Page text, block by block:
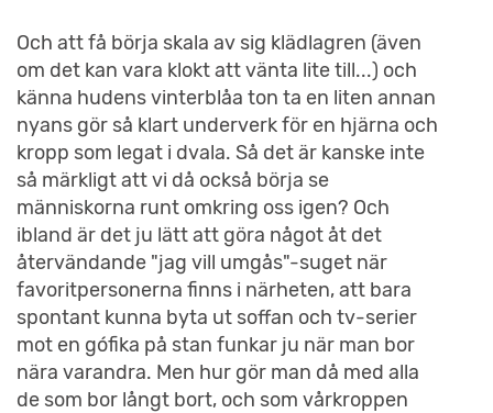
Och att få börja skala av sig klädlagren (även
om det kan vara klokt att vänta lite till...) och
känna hudens vinterblåa ton ta en liten annan
nyans gör så klart underverk för en hjärna och
kropp som legat i dvala. Så det är kanske inte
så märkligt att vi då också börja se
människorna runt omkring oss igen? Och
ibland är det ju lätt att göra något åt det
återvändande "jag vill umgås"-suget när
favoritpersonerna finns i närheten, att bara
spontant kunna byta ut soffan och tv-serier
mot en gófika på stan funkar ju när man bor
nära varandra. Men hur gör man då med alla
de som bor långt bort, och som vårkroppen